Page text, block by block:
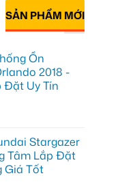
SẢN PHẨM MỚI
Ồn
2018 -
Uy Tín
Stargazer
Tâm Lắp Đặt
Giá Tốt